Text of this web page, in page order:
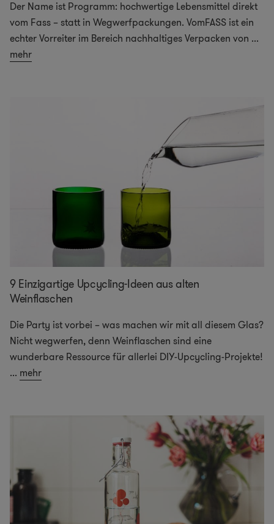
Der Name ist Programm: hochwertige Lebensmittel direkt
vom Fass – statt in Wegwerfpackungen. VomFASS ist ein
echter Vorreiter im Bereich nachhaltiges Verpacken von ...
mehr
9 Einzigartige Upcycling-Ideen aus alten
Weinflaschen
Die Party ist vorbei – was machen wir mit all diesem Glas?
Nicht wegwerfen, denn Weinflaschen sind eine
wunderbare Ressource für allerlei DIY-Upcycling-Projekte!
... mehr